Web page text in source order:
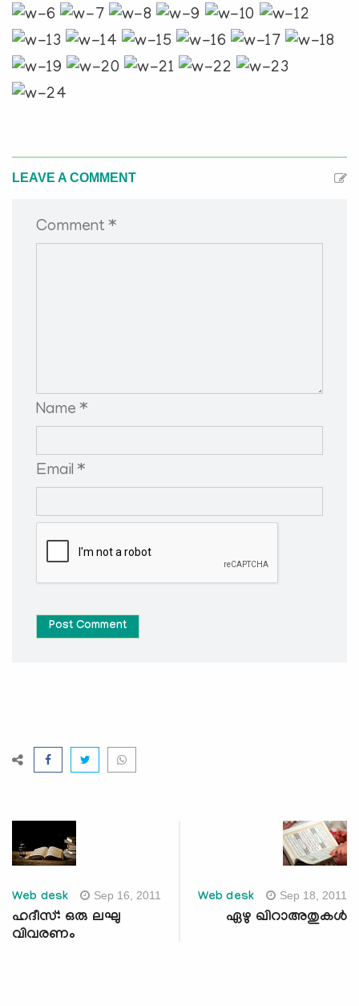
LEAVE A COMMENT
Comment *
Name *
Email *
Post Comment
Web desk Sep 16, 2011
ഹദീസ്: ഒരു ലഘു
വിവരണം
Web desk Sep 18, 2011
ഏഴു ഖിറാഅതുകള്‍